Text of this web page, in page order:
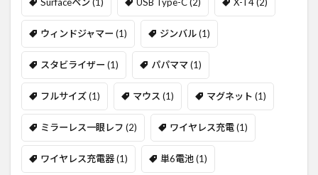
ウィンドジャマー (1) ジンバル(1)
スタビライザー (1) パパママ(1)
フルサイズ(1) マウス (1) マグネット (1)
ミラーレス一眼レフ (2) ワイヤレス充電(1)
ワイヤレス充電器(1) 単6電池(1)